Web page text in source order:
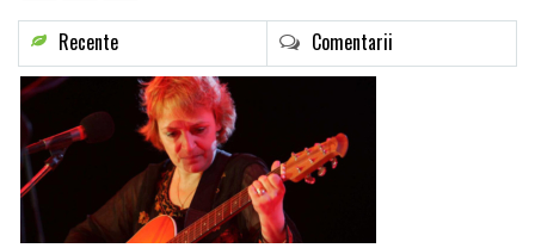
Recente Comentarii